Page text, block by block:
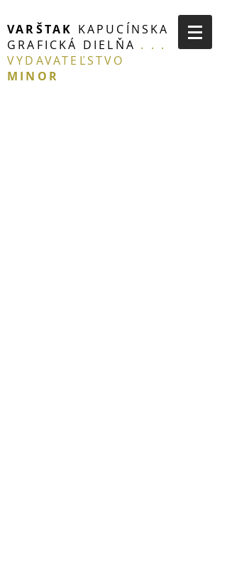
VARŠTAK KAPUCÍNSKA
GRAFICKÁ DIELŇA . . .
VYDAVATEĽSTVO
MINOR